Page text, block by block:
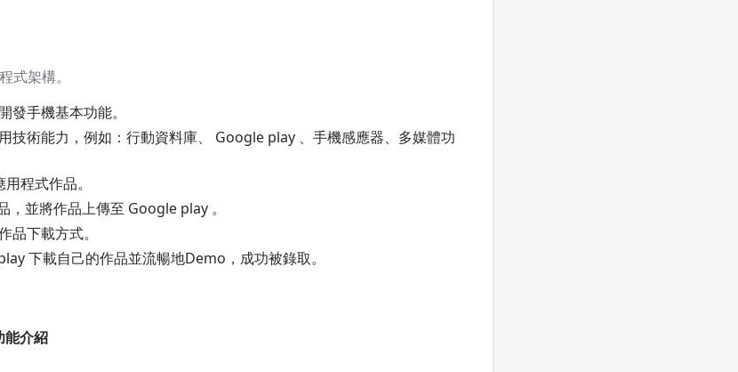
式架構。
發手機基本功能。
技術能力，例如：行動資料庫、 Google play 、手機感應器、多媒體功
程式作品。
並將作品上傳至 Google play 。
品下載方式。
下載自己的作品並流暢地Demo，成功被錄取。
介紹